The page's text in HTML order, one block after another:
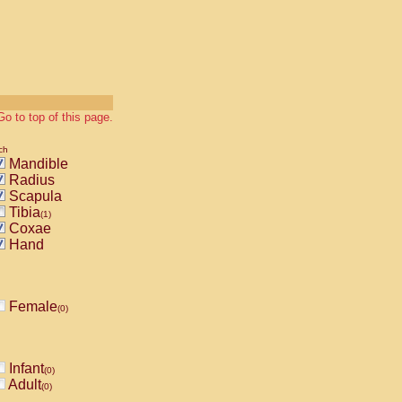
to top of this page.
Mandible
Radius
Scapula
Tibia(1)
Coxae
Hand
Female(0)
Infant(0)
Adult(0)